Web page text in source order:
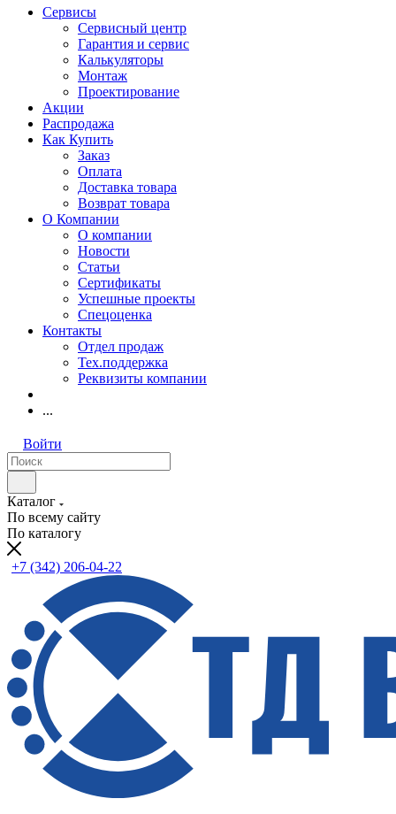
Сервисы
Сервисный центр
Гарантия и сервис
Калькуляторы
Монтаж
Проектирование
Акции
Распродажа
Как Купить
Заказ
Оплата
Доставка товара
Возврат товара
О Компании
О компании
Новости
Статьи
Сертификаты
Успешные проекты
Спецоценка
Контакты
Отдел продаж
Тех.поддержка
Реквизиты компании
...
Войти
Каталог
По всему сайту
По каталогу
+7 (342) 206-04-22